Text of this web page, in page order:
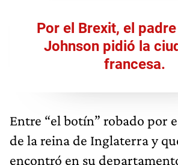
Por el Brexit, el
Johnson pidió la
francesa.
Entre “el botín” robado por
de la reina de Inglaterra y
encontró en su